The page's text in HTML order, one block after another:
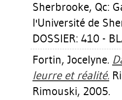
Sherbrooke, Qc:
l'Université de
DOSSIER: 410 -
Fortin, Jocelyne.
leurre et réalité.
Rimouski, 2005.